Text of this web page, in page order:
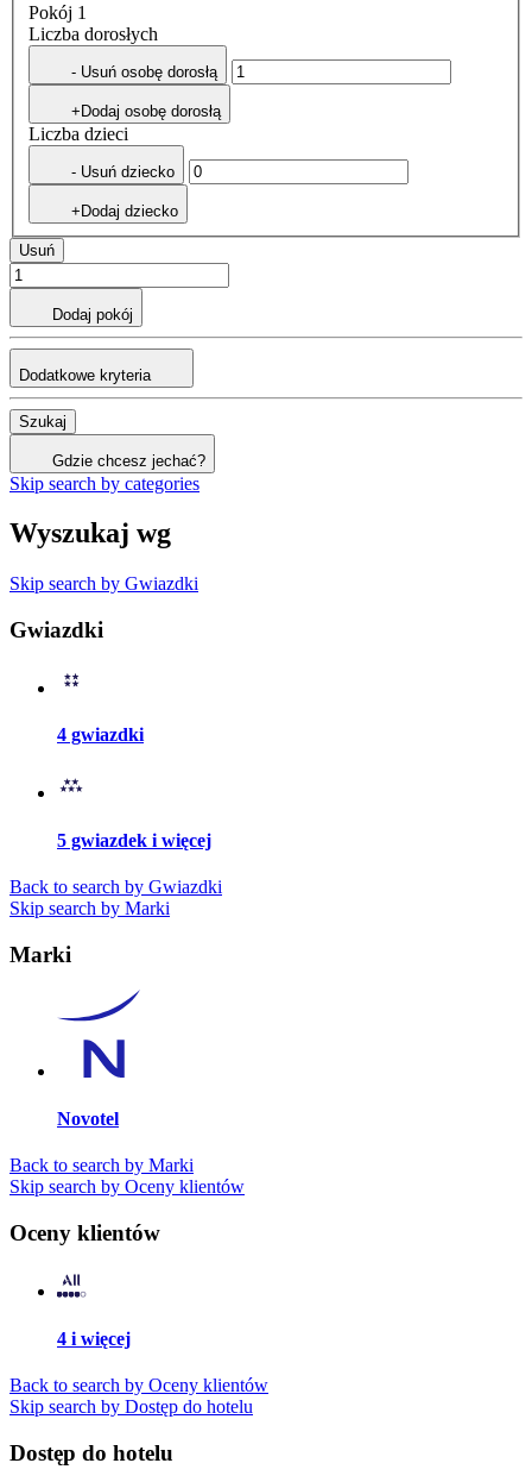
Pokój 1
Liczba dorosłych
- Usuń osobę dorosłą
+Dodaj osobę dorosłą
Liczba dzieci
- Usuń dziecko
+Dodaj dziecko
Usuń
Dodaj pokój
Dodatkowe kryteria
Szukaj
Gdzie chcesz jechać?
Skip search by categories
Wyszukaj wg
Skip search by Gwiazdki
Gwiazdki
4 gwiazdki
5 gwiazdek i więcej
Back to search by Gwiazdki
Skip search by Marki
Marki
Novotel
Back to search by Marki
Skip search by Oceny klientów
Oceny klientów
4 i więcej
Back to search by Oceny klientów
Skip search by Dostęp do hotelu
Dostęp do hotelu